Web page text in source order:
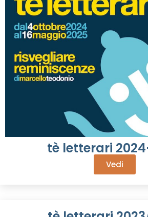
tè letterari
Vedi